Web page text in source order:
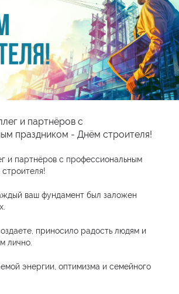
и партнёров с
праздником - Днём строителя!
и партнёров с профессиональным
ваш фундамент был заложен
приносило радость людям и
лично.
энергии, оптимизма и семейного